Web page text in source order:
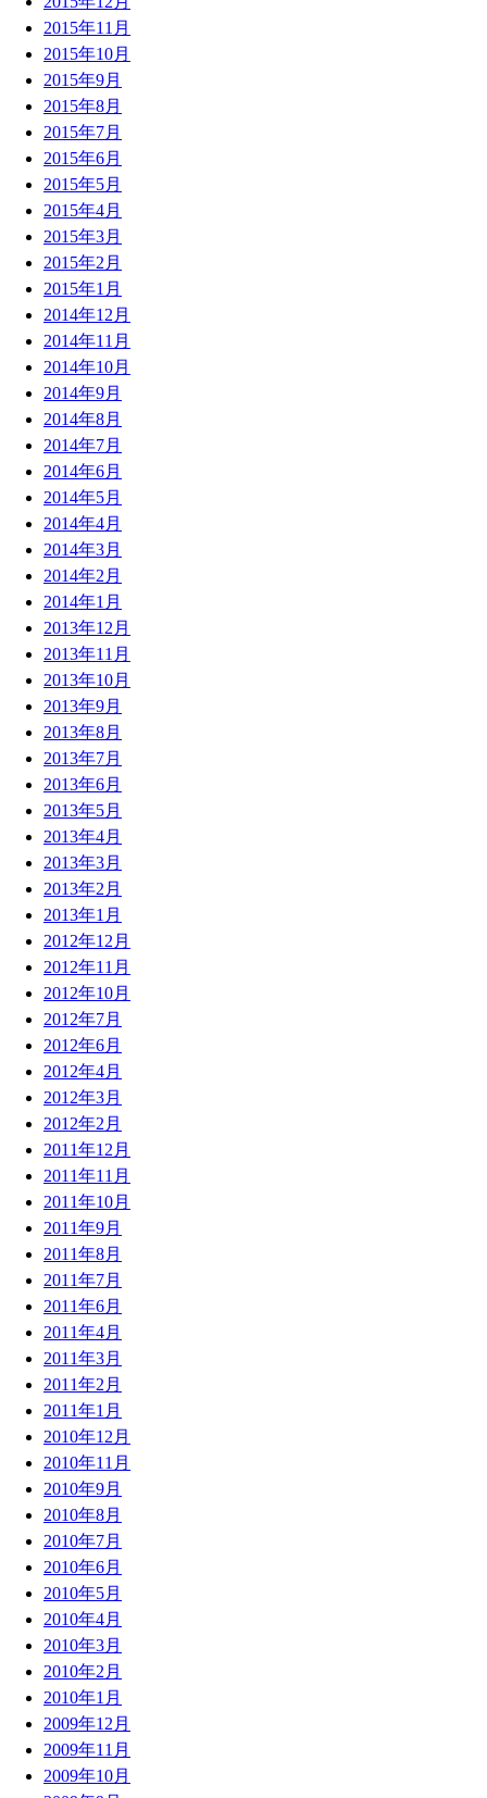
2015年11月
2015年10月
2015年9月
2015年8月
2015年7月
2015年6月
2015年5月
2015年4月
2015年3月
2015年2月
2015年1月
2014年12月
2014年11月
2014年10月
2014年9月
2014年8月
2014年7月
2014年6月
2014年5月
2014年4月
2014年3月
2014年2月
2014年1月
2013年12月
2013年11月
2013年10月
2013年9月
2013年8月
2013年7月
2013年6月
2013年5月
2013年4月
2013年3月
2013年2月
2013年1月
2012年12月
2012年11月
2012年10月
2012年7月
2012年6月
2012年4月
2012年3月
2012年2月
2011年12月
2011年11月
2011年10月
2011年9月
2011年8月
2011年7月
2011年6月
2011年4月
2011年3月
2011年2月
2011年1月
2010年12月
2010年11月
2010年9月
2010年8月
2010年7月
2010年6月
2010年5月
2010年4月
2010年3月
2010年2月
2010年1月
2009年12月
2009年11月
2009年10月